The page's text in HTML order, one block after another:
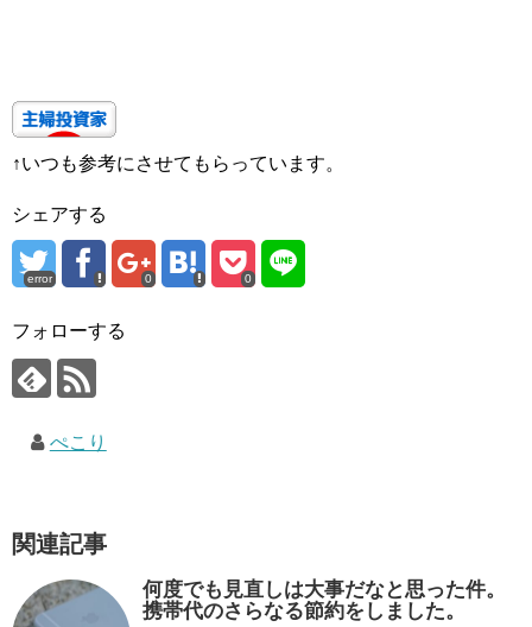
↑いつも参考にさせてもらっています。
シェアする
error 0 0
フォローする
ぺこり
関連記事
何度でも見直しは大事だなと思った件。
携帯代のさらなる節約をしました。